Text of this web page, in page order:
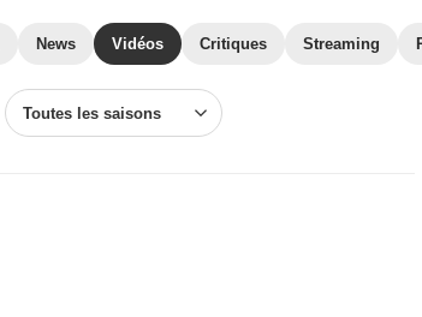
News Vidéos Critiques Streaming
Toutes les saisons